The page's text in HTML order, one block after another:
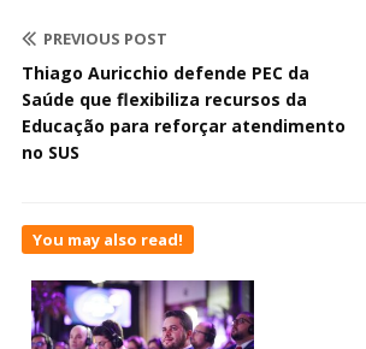
PREVIOUS POST
Thiago Auricchio defende PEC da
Saúde que flexibiliza recursos da
Educação para reforçar atendimento
no SUS
You may also read!